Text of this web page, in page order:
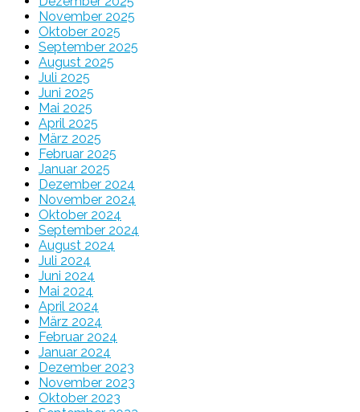
November 2025
Oktober 2025
September 2025
August 2025
Juli 2025
Juni 2025
Mai 2025
April 2025
März 2025
Februar 2025
Januar 2025
Dezember 2024
November 2024
Oktober 2024
September 2024
August 2024
Juli 2024
Juni 2024
Mai 2024
April 2024
März 2024
Februar 2024
Januar 2024
Dezember 2023
November 2023
Oktober 2023